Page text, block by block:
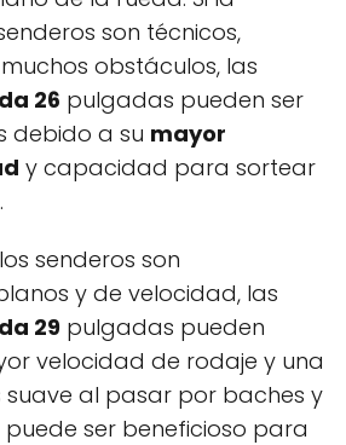
son técnicos,
obstáculos, las
26 pulgadas pueden ser
debido a su mayor
y capacidad para sortear
senderos son
y de velocidad, las
29 pulgadas pueden
velocidad de rodaje y una
suave al pasar por baches y
puede ser beneficioso para